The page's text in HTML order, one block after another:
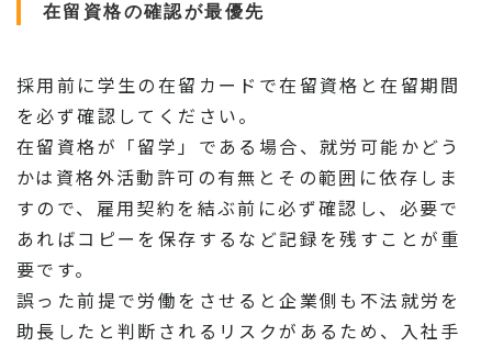
在留資格の確認が最優先
採用前に学生の在留カードで在留資格と在留期間
を必ず確認してください。
在留資格が「留学」である場合、就労可能かどう
かは資格外活動許可の有無とその範囲に依存しま
すので、雇用契約を結ぶ前に必ず確認し、必要で
あればコピーを保存するなど記録を残すことが重
要です。
誤った前提で労働をさせると企業側も不法就労を
助長したと判断されるリスクがあるため、入社手